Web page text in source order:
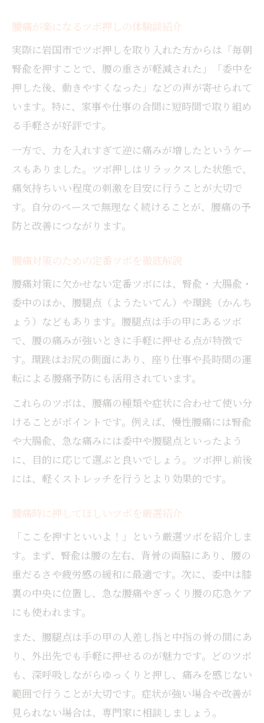
腰痛が楽になるツボ押しの体験談紹介
実際に岩国市でツボ押しを取り入れた方からは「毎朝
腎兪を押すことで、腰の重さが軽減された」「委中を
押した後、動きやすくなった」などの声が寄せられて
います。特に、家事や仕事の合間に短時間で取り組め
る手軽さが好評です。
一方で、力を入れすぎて逆に痛みが増したというケー
スもありました。ツボ押しはリラックスした状態で、
痛気持ちいい程度の刺激を目安に行うことが大切で
す。自分のペースで無理なく続けることが、腰痛の予
防と改善につながります。
腰痛対策のための定番ツボを徹底解説
腰痛対策に欠かせない定番ツボには、腎兪・大腸兪・
委中のほか、腰腿点（ようたいてん）や環跳（かんち
ょう）などもあります。腰腿点は手の甲にあるツボ
で、腰の痛みが強いときに手軽に押せる点が特徴で
す。環跳はお尻の側面にあり、座り仕事や長時間の運
転による腰痛予防にも活用されています。
これらのツボは、腰痛の種類や症状に合わせて使い分
けることがポイントです。例えば、慢性腰痛には腎兪
や大腸兪、急な痛みには委中や腰腿点といったよう
に、目的に応じて選ぶと良いでしょう。ツボ押し前後
には、軽くストレッチを行うとより効果的です。
腰痛時に押してほしいツボを厳選紹介
「ここを押すといいよ！」という厳選ツボを紹介しま
す。まず、腎兪は腰の左右、背骨の両脇にあり、腰の
重だるさや疲労感の緩和に最適です。次に、委中は膝
裏の中央に位置し、急な腰痛やぎっくり腰の応急ケア
にも使われます。
また、腰腿点は手の甲の人差し指と中指の骨の間にあ
り、外出先でも手軽に押せるのが魅力です。どのツボ
も、深呼吸しながらゆっくりと押し、痛みを感じない
範囲で行うことが大切です。症状が強い場合や改善が
見られない場合は、専門家に相談しましょう。